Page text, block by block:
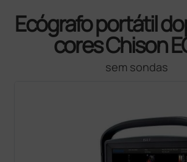
Ecógrafo portátil
cores Chison
sem sondas